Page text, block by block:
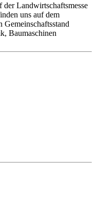
der Landwirtschaftsmesse
uns auf dem
Baumaschinen